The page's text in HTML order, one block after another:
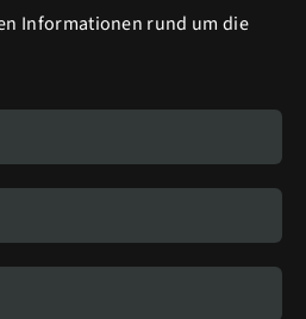
Informationen rund um die